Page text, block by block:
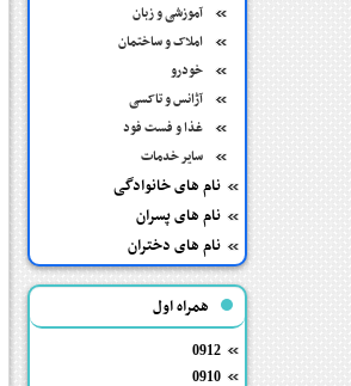
آموزشی و زبان
املاک و ساختمان
خودرو
آژانس و تاکسی
غذا و فست فود
سایر خدمات
نام های خانوادگی
نام های پسران
نام های دختران
همراه اول
0912
0910